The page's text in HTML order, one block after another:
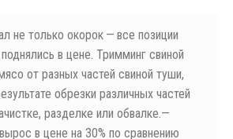
не только окорок — все позиции
в цене. Тримминг свиной
от разных частей свиной туши,
обрезки различных частей
разделке или обвалке.—
в цене на 30% по сравнению